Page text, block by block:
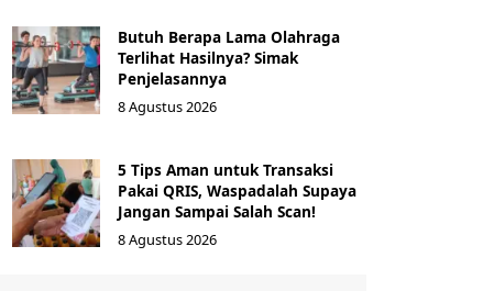
Butuh Berapa Lama Olahraga
Terlihat Hasilnya? Simak
Penjelasannya
8 Agustus 2026
5 Tips Aman untuk Transaksi
Pakai QRIS, Waspadalah Supaya
Jangan Sampai Salah Scan!
8 Agustus 2026